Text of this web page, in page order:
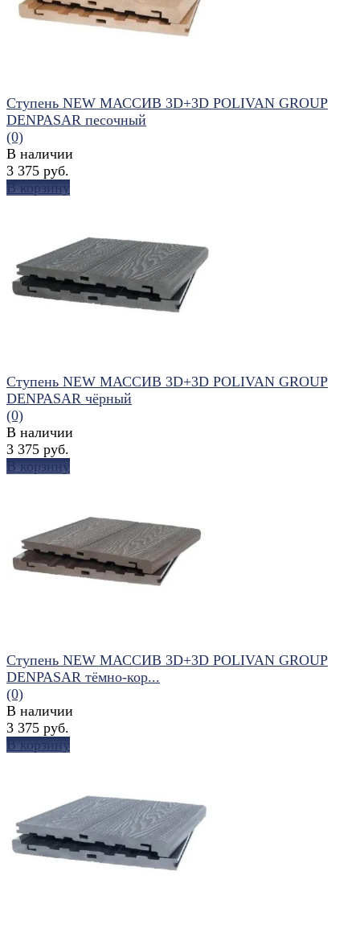
избранное сравнить
Ступень NEW МАССИВ 3D+3D POLIVAN GROUP
DENPASAR песочный
(0)
В наличии
3 375 руб.
В корзину
избранное сравнить
Ступень NEW МАССИВ 3D+3D POLIVAN GROUP
DENPASAR чёрный
(0)
В наличии
3 375 руб.
В корзину
избранное сравнить
Ступень NEW МАССИВ 3D+3D POLIVAN GROUP
DENPASAR тёмно-кор...
(0)
В наличии
3 375 руб.
В корзину